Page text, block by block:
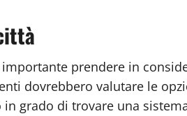
prendere in
dovrebbero valutare le
grado di trovare una